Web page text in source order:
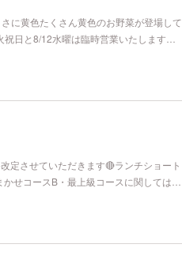
に黄色たくさん黄色のお野菜が登場して
日と8/12水曜は臨時営業いたします…
定させていただきます🔴ランチショート
コースB・最上級コースに関しては…